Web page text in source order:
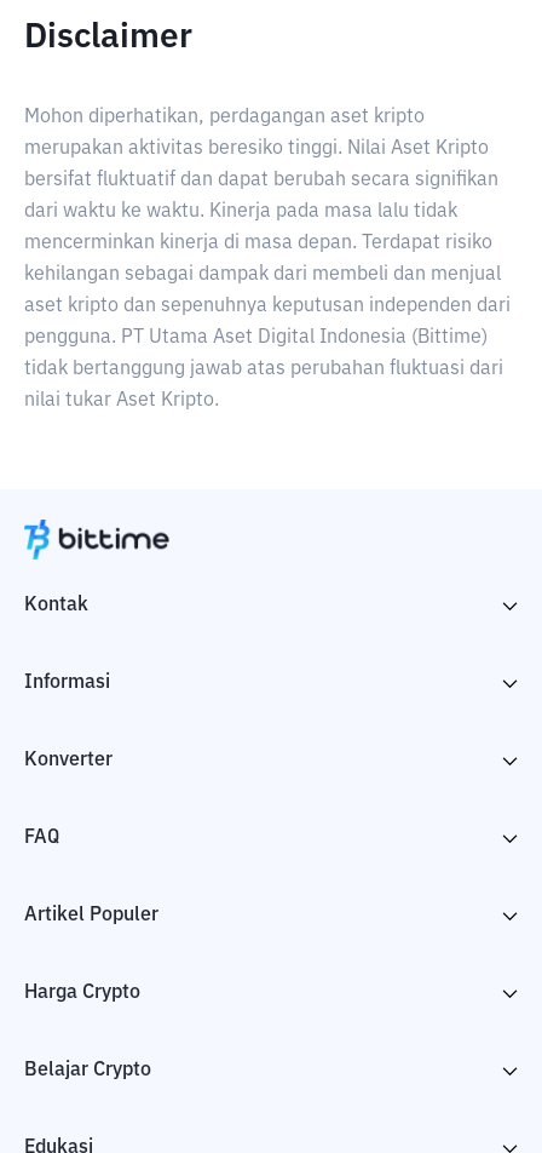
Disclaimer
Mohon diperhatikan, perdagangan aset kripto
merupakan aktivitas beresiko tinggi. Nilai Aset Kripto
bersifat fluktuatif dan dapat berubah secara signifikan
dari waktu ke waktu. Kinerja pada masa lalu tidak
mencerminkan kinerja di masa depan. Terdapat risiko
kehilangan sebagai dampak dari membeli dan menjual
aset kripto dan sepenuhnya keputusan independen dari
pengguna. PT Utama Aset Digital Indonesia (Bittime)
tidak bertanggung jawab atas perubahan fluktuasi dari
nilai tukar Aset Kripto.
Kontak
Informasi
Konverter
FAQ
Artikel Populer
Harga Crypto
Belajar Crypto
Edukasi